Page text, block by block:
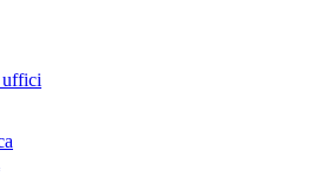
uffici